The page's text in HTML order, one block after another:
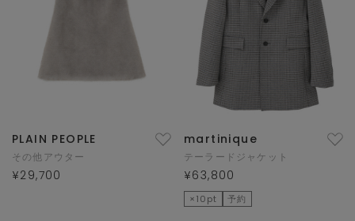
PLAIN PEOPLE
その他アウター
¥29,700
martinique
テーラードジャケット
¥63,800
×10pt 予約